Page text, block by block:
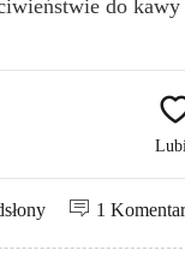
do kawy
1